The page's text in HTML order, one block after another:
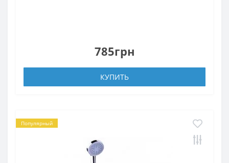
785грн
КУПИТЬ
Популярный